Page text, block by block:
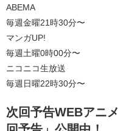
ABEMA
毎週金曜21時30分〜
マンガUP!
毎週土曜0時00分〜
ニコニコ生放送
毎週日曜22時30分〜
次回予告WEBアニ